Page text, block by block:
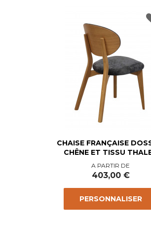
CHAISE FRANÇAISE
CHÊNE ET TISSU
Prix
A PARTIR DE
403,00 €
PERSONNALISER